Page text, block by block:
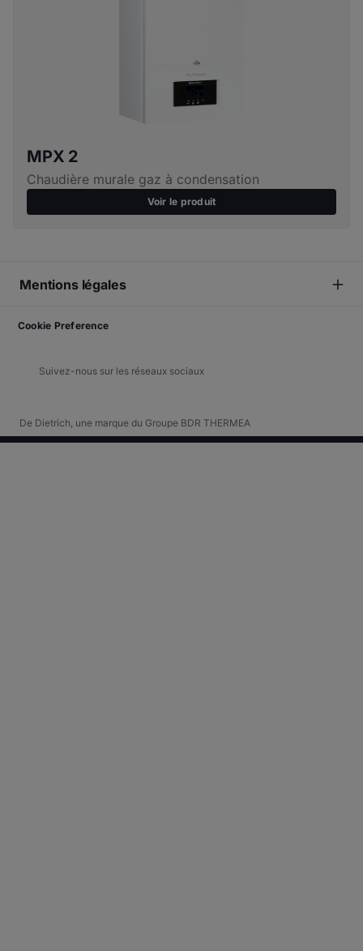
MPX 2
Chaudière murale gaz à condensation
Voir le produit
Mentions légales
Cookie Preference
Suivez-nous sur les réseaux sociaux
De Dietrich, une marque du Groupe BDR THERMEA